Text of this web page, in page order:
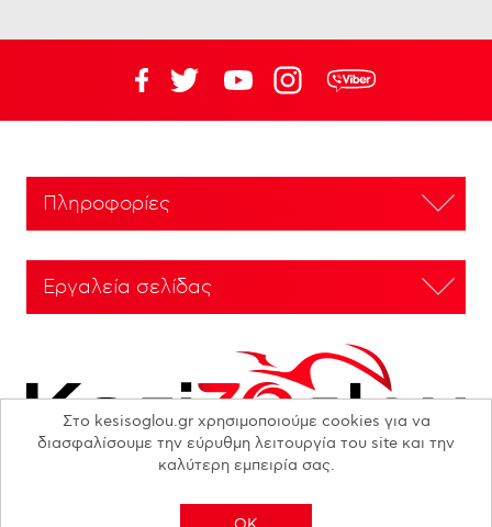
Πληροφορίες
Εργαλεία σελίδας
Στο kesisoglou.gr χρησιμοποιούμε cookies για να
διασφαλίσουμε την εύρυθμη λειτουργία του site και την
καλύτερη εμπειρία σας.